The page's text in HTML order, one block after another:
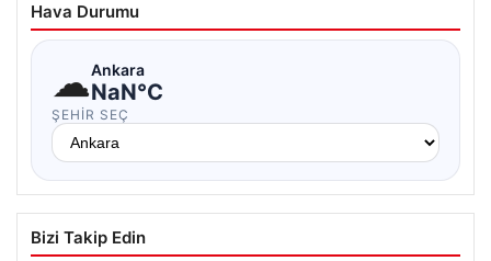
Hava Durumu
☁Ankara
NaN°C
ŞEHIR SEÇ
Bizi Takip Edin